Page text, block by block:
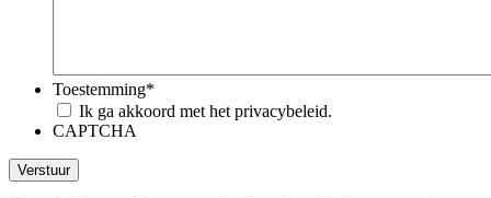
Toestemming*
Ik ga akkoord met het privacybeleid.
CAPTCHA